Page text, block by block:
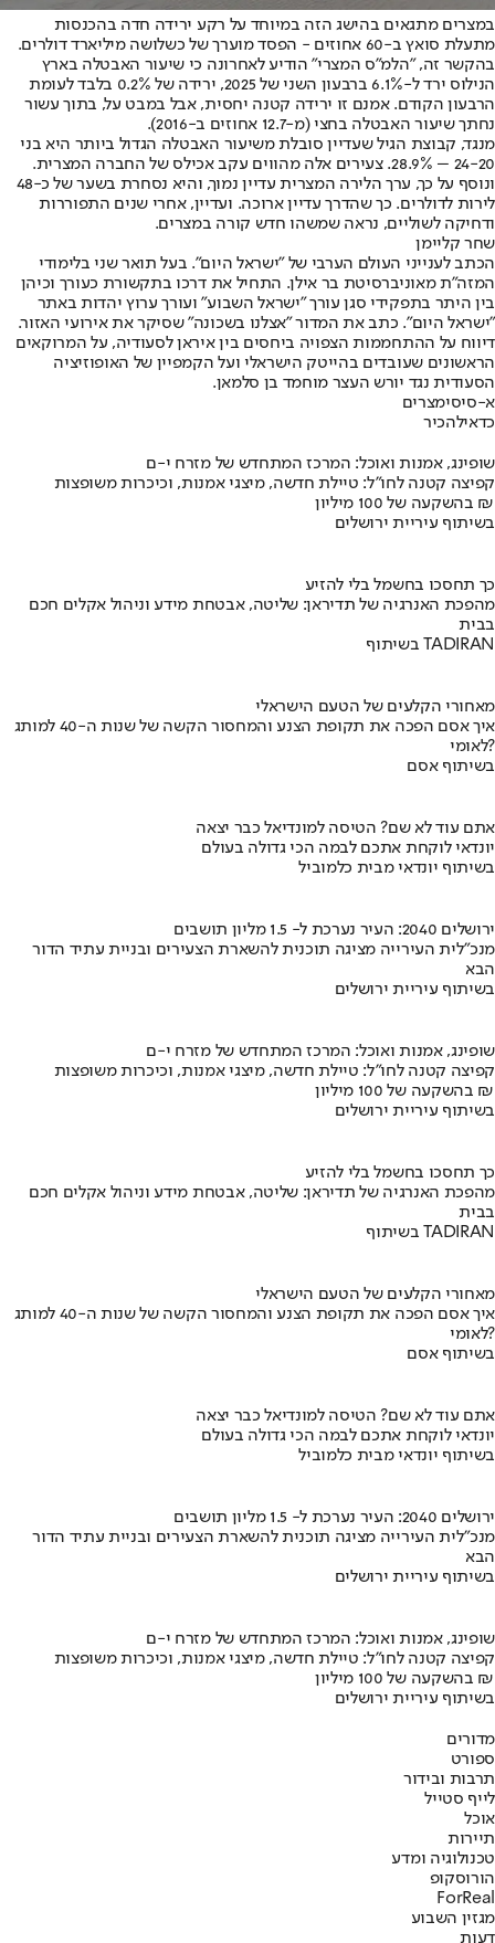
במצרים מתגאים בהישג הזה במיוחד על רקע ירידה חדה בהכנסות
מתעלת סואץ ב-60 אחוזים - הפסד מוערך של כשלושה מיליארד דולרים.
בהקשר זה, "הלמ"ס המצרי" הודיע לאחרונה כי שיעור האבטלה בארץ
הנילוס ירד ל-6.1% ברבעון השני של 2025, ירידה של 0.2% בלבד לעומת
הרבעון הקודם. אמנם זו ירידה קטנה יחסית, אבל במבט על, בתוך עשור
נחתך שיעור האבטלה בחצי (מ-12.7 אחוזים ב-2016).
מנגד, קבוצת הגיל שעדיין סובלת משיעור האבטלה הגדול ביותר היא בני
24-20 – 28.9%. צעירים אלה מהווים עקב אכילס של החברה המצרית.
ונוסף על כך, ערך הלירה המצרית עדיין נמוך, והיא נסחרת בשער של כ-48
לירות לדולרים. כך שהדרך עדיין ארוכה. ועדיין, אחרי שנים התפוררות
ודחיקה לשוליים, נראה שמשהו חדש קורה במצרים.
שחר קליימן
הכתב לענייני העולם הערבי של "ישראל היום". בעל תואר שני בלימודי
המזה"ת מאוניברסיטת בר אילן. התחיל את דרכו בתקשורת כעורך וכיהן
בין היתר בתפקידי סגן עורך "ישראל השבוע" ועורך ערוץ יהדות באתר
"ישראל היום". כתב את המדור "אצלנו בשכונה" שסיקר את אירועי האזור.
דיווח על ההתחממות הצפויה ביחסים בין איראן לסעודיה, על המרוקאים
הראשונים שעובדים בהייטק הישראלי ועל הקמפיין של האופוזיציה
הסעודית נגד יורש העצר מוחמד בן סלמאן.
א-סיסימצרים
כדאילהכיר
שופינג, אמנות ואוכל: המרכז המתחדש של מזרח י-ם
קפיצה קטנה לחו"ל: טיילת חדשה, מיצגי אמנות, וכיכרות משופצות
בהשקעה של 100 מיליון ₪
בשיתוף עיריית ירושלים
כך תחסכו בחשמל בלי להזיע
מהפכת האנרגיה של תדיראן: שליטה, אבטחת מידע וניהול אקלים חכם
בבית
בשיתוף TADIRAN
מאחורי הקלעים של הטעם הישראלי
איך אסם הפכה את תקופת הצנע והמחסור הקשה של שנות ה-40 למותג
לאומי?
בשיתוף אסם
אתם עוד לא שם? הטיסה למונדיאל כבר יצאה
יונדאי לוקחת אתכם לבמה הכי גדולה בעולם
בשיתוף יונדאי מבית כלמוביל
ירושלים 2040: העיר נערכת ל- 1.5 מליון תושבים
מנכ"לית העירייה מציגה תוכנית להשארת הצעירים ובניית עתיד הדור
הבא
בשיתוף עיריית ירושלים
שופינג, אמנות ואוכל: המרכז המתחדש של מזרח י-ם
קפיצה קטנה לחו"ל: טיילת חדשה, מיצגי אמנות, וכיכרות משופצות
בהשקעה של 100 מיליון ₪
בשיתוף עיריית ירושלים
כך תחסכו בחשמל בלי להזיע
מהפכת האנרגיה של תדיראן: שליטה, אבטחת מידע וניהול אקלים חכם
בבית
בשיתוף TADIRAN
מאחורי הקלעים של הטעם הישראלי
איך אסם הפכה את תקופת הצנע והמחסור הקשה של שנות ה-40 למותג
לאומי?
בשיתוף אסם
אתם עוד לא שם? הטיסה למונדיאל כבר יצאה
יונדאי לוקחת אתכם לבמה הכי גדולה בעולם
בשיתוף יונדאי מבית כלמוביל
ירושלים 2040: העיר נערכת ל- 1.5 מליון תושבים
מנכ"לית העירייה מציגה תוכנית להשארת הצעירים ובניית עתיד הדור
הבא
בשיתוף עיריית ירושלים
שופינג, אמנות ואוכל: המרכז המתחדש של מזרח י-ם
קפיצה קטנה לחו"ל: טיילת חדשה, מיצגי אמנות, וכיכרות משופצות
בהשקעה של 100 מיליון ₪
בשיתוף עיריית ירושלים
מדורים
ספורט
תרבות ובידור
לייף סטייל
אוכל
תיירות
טכנולוגיה ומדע
הורוסקופ
ForReal
מגזין השבוע
דעות